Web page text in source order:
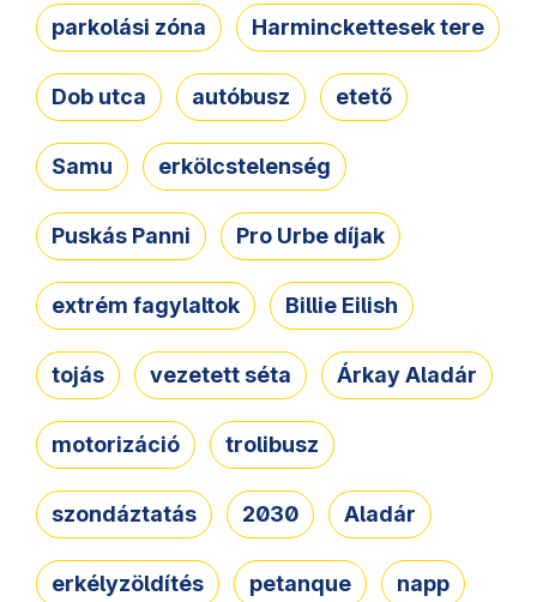
parkolási zóna Harminckettesek tere
Dob utca autóbusz etető
Samu erkölcstelenség
Puskás Panni Pro Urbe díjak
extrém fagylaltok Billie Eilish
tojás vezetett séta Árkay Aladár
motorizáció trolibusz
szondáztatás 2030 Aladár
erkélyzöldítés petanque napp